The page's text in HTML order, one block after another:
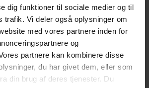
dig funktioner til sociale medier og til
trafik. Vi deler også oplysninger om
med vores partnere inden for
og
partnere kan kombinere disse
du har givet dem, eller som
din brug af deres tjenester. Du
6 liter – Størrelse: 18x18x35cm. – Materiale:
Polyester
- +
Etui (+
22,5×11,5cm. Telefonen kan betjenes når
i etuiet. Vandtæt ned til 1 meter.